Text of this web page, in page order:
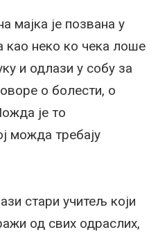
мајка је позвана у
као неко ко чека лоше
и одлази у собу за
о болести, о
је то
можда требају
стари учитељ који
од свих одраслих,